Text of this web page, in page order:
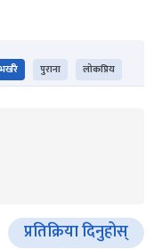
भर्खरै पुराना लोकप्रिय
प्रतिक्रिया दिनुहोस्